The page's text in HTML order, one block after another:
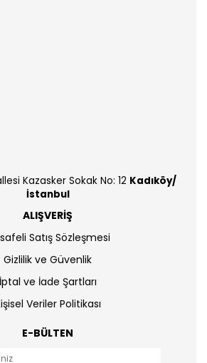
Kazasker Sokak No: 12 Kadıköy/
İstanbul
ALIŞVERİŞ
Satış Sözleşmesi
Gizlilik ve Güvenlik
İptal ve İade Şartları
Veriler Politikası
E-BÜLTEN